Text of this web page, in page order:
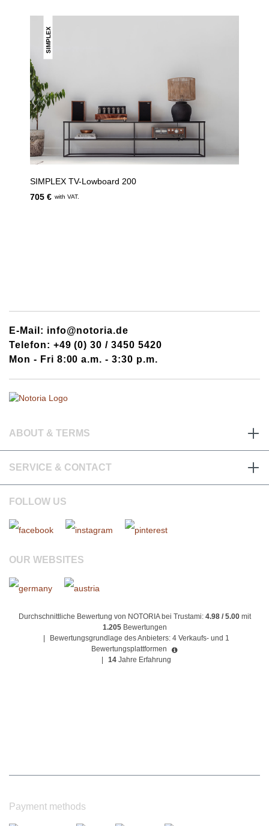
SIMPLEX
SIMPLEX TV-Lowboard 200
705 € with VAT.
E-Mail: info@notoria.de
Telefon: +49 (0) 30 / 3450 5420
Mon - Fri 8:00 a.m. - 3:30 p.m.
ABOUT & TERMS
SERVICE & CONTACT
FOLLOW US
OUR WEBSITES
Durchschnittliche Bewertung von NOTORIA bei Trustami: 4.98 / 5.00mit
1.205 Bewertungen
Bewertungsgrundlage des Anbieters: 4 Verkaufs- und 1
Bewertungsplattformen
14 Jahre Erfahrung
Payment methods